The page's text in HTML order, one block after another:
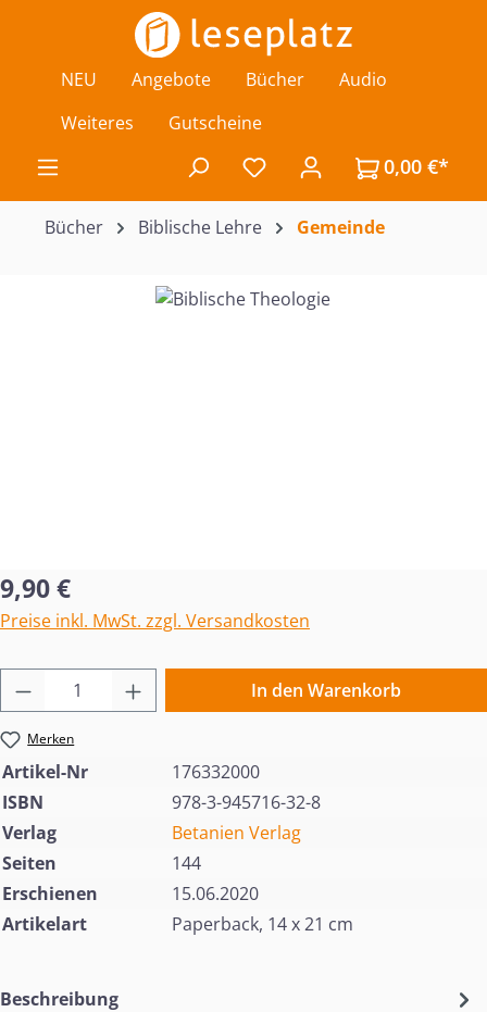
Zum Hauptinhalt springen
NEU Angebote Bücher
Audio
Weiteres
Gutscheine
Du hast 0 Produkte auf
0,00 €*
Bücher Biblische Lehre Gemeinde
Bildergalerie überspringen
Regulärer Preis:
9,90 €
Preise inkl. MwSt. zzgl. Versandkosten
Produkt Anzahl: Gib den gewünschten
In den Warenkorb
Merken
Artikel-Nr
176332000
ISBN
978-3-945716-32-8
Verlag
Betanien Verlag
Seiten
144
Erschienen
15.06.2020
Artikelart
Paperback, 14 x 21 cm
Beschreibung